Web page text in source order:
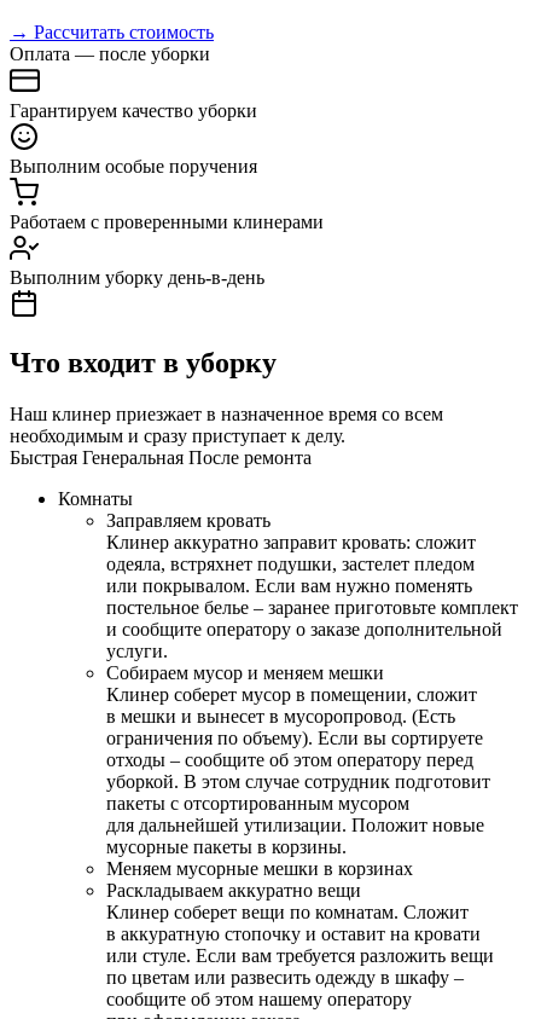
→ Рассчитать стоимость
Оплата — после уборки
Гарантируем качество уборки
Выполним особые поручения
Работаем с проверенными клинерами
Выполним уборку день-в-день
Что входит в уборку
Наш клинер приезжает в назначенное время со всем
необходимым и сразу приступает к делу.
Быстрая Генеральная После ремонта
Комнаты
Заправляем кровать
Клинер аккуратно заправит кровать: сложит
одеяла, встряхнет подушки, застелет пледом
или покрывалом. Если вам нужно поменять
постельное белье – заранее приготовьте комплект
и сообщите оператору о заказе дополнительной
услуги.
Собираем мусор и меняем мешки
Клинер соберет мусор в помещении, сложит
в мешки и вынесет в мусоропровод. (Есть
ограничения по объему). Если вы сортируете
отходы – сообщите об этом оператору перед
уборкой. В этом случае сотрудник подготовит
пакеты с отсортированным мусором
для дальнейшей утилизации. Положит новые
мусорные пакеты в корзины.
Меняем мусорные мешки в корзинах
Раскладываем аккуратно вещи
Клинер соберет вещи по комнатам. Сложит
в аккуратную стопочку и оставит на кровати
или стуле. Если вам требуется разложить вещи
по цветам или развесить одежду в шкафу –
сообщите об этом нашему оператору